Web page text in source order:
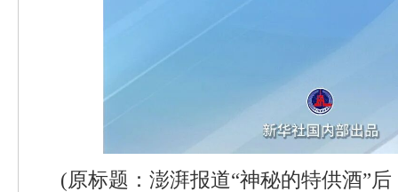
(原标题：澎湃报道“神秘的特供酒”